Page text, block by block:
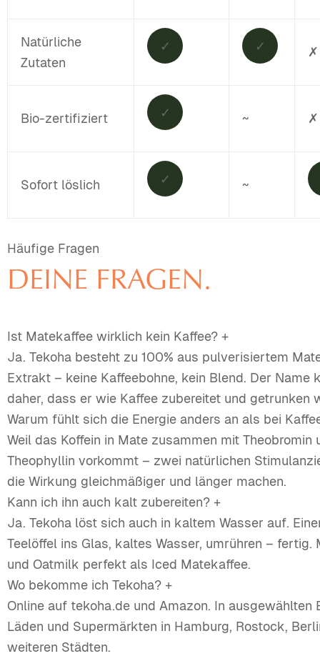
Natürliche
Zutaten
✓ ✓ ✗
Bio-zertifiziert ✓ ~ ✗
Sofort löslich ✓ ~
Häufige Fragen
DEINE FRAGEN.
Ist Matekaffee wirklich kein Kaffee? +
Ja. Tekoha besteht zu 100% aus pulverisiertem
Extrakt – keine Kaffeebohne, kein Blend. Der Name
daher, dass er wie Kaffee zubereitet und getrunken
Warum fühlt sich die Energie anders an als bei
Weil das Koffein in Mate zusammen mit Theobromin
Theophyllin vorkommt – zwei natürlichen
die Wirkung gleichmäßiger und länger machen.
Kann ich ihn auch kalt zubereiten? +
Ja. Tekoha löst sich auch in kaltem Wasser auf.
Teelöffel ins Glas, kaltes Wasser, umrühren – fertig.
und Oatmilk perfekt als Iced Matekaffee.
Wo bekomme ich Tekoha? +
Online auf tekoha.de und Amazon. In ausgewählten
Läden und Supermärkten in Hamburg, Rostock,
weiteren Städten.